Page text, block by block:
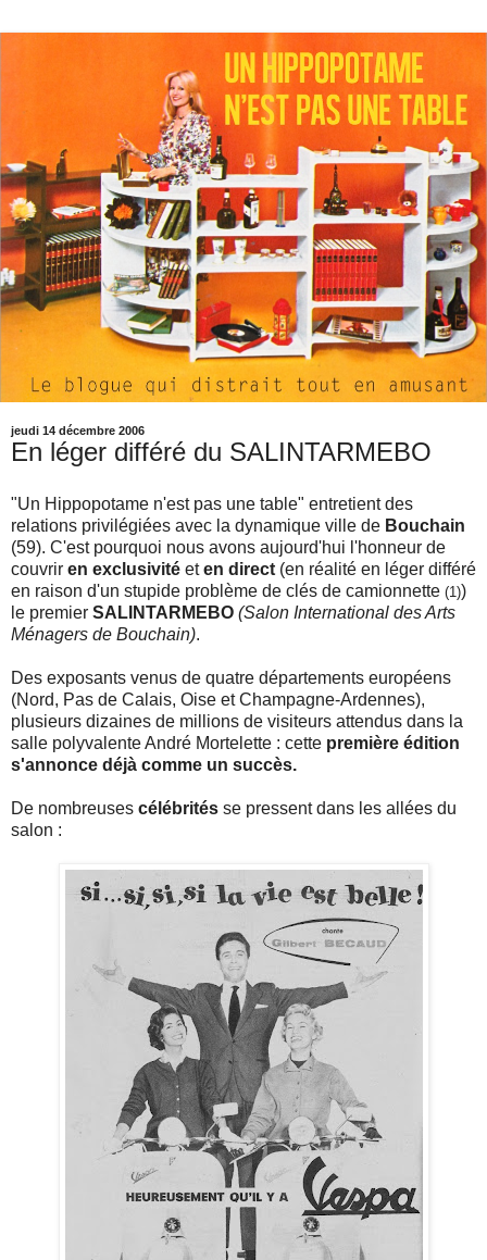
jeudi 14 décembre 2006
En léger différé du SALINTARMEBO
"Un Hippopotame n'est pas une table" entretient des
relations privilégiées avec la dynamique ville de Bouchain
(59). C'est pourquoi nous avons aujourd'hui l'honneur de
couvrir en exclusivité eten direct (en réalité en léger différé
en raison d'un stupide problème de clés de camionnette (1))
le premier SALINTARMEBO (Salon International des Arts
Ménagers de Bouchain).
Des exposants venus de quatre départements européens
(Nord, Pas de Calais, Oise et Champagne-Ardennes),
plusieurs dizaines de millions de visiteurs attendus dans la
salle polyvalente André Mortelette : cette première édition
s'annonce déjà comme un succès.
De nombreuses célébrités se pressent dans les allées du
salon :